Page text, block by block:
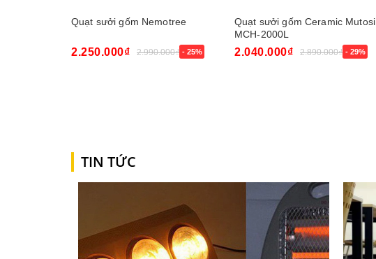
Quạt sưởi gốm Nemotree
2.250.000₫ 2.990.000₫ - 25%
Quạt sưởi gốm Ceramic Mutosi
MCH-2000L
2.040.000₫ 2.890.000₫ - 29%
TIN TỨC